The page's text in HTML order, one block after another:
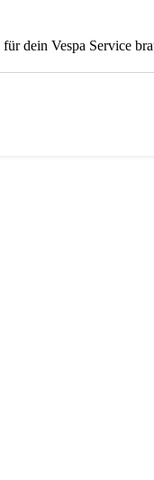
dein Vespa Service